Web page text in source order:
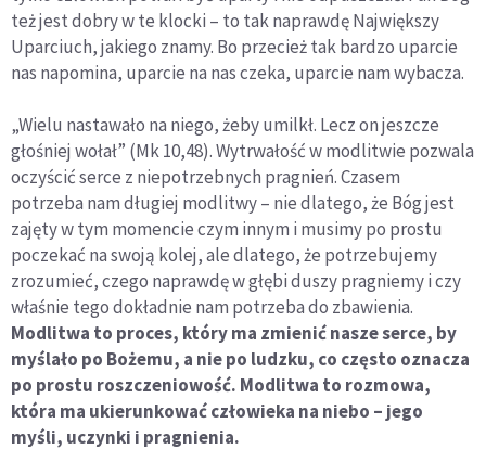
też jest dobry w te klocki – to tak naprawdę Największy
Uparciuch, jakiego znamy. Bo przecież tak bardzo uparcie
nas napomina, uparcie na nas czeka, uparcie nam wybacza.
„Wielu nastawało na niego, żeby umilkł. Lecz on jeszcze
głośniej wołał” (Mk 10,48). Wytrwałość w modlitwie pozwala
oczyścić serce z niepotrzebnych pragnień. Czasem
potrzeba nam długiej modlitwy – nie dlatego, że Bóg jest
zajęty w tym momencie czym innym i musimy po prostu
poczekać na swoją kolej, ale dlatego, że potrzebujemy
zrozumieć, czego naprawdę w głębi duszy pragniemy i czy
właśnie tego dokładnie nam potrzeba do zbawienia.
Modlitwa to proces, który ma zmienić nasze serce, by
myślało po Bożemu, a nie po ludzku, co często oznacza
po prostu roszczeniowość. Modlitwa to rozmowa,
która ma ukierunkować człowieka na niebo – jego
myśli, uczynki i pragnienia.